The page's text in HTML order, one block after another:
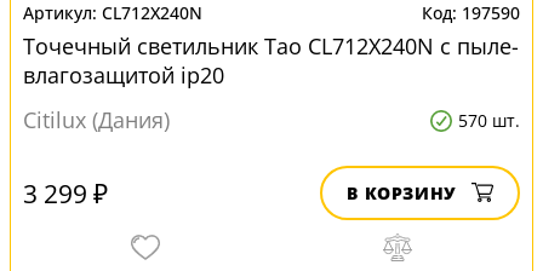
CL712X240N 197590
Точечный светильник Тао CL712X240N с пыле-
влагозащитой ip20
Citilux (Дания)
570 шт.
3 299 ₽ В КОРЗИНУ